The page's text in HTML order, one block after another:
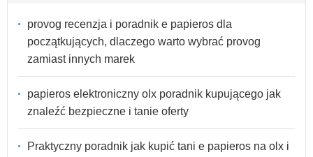
provog recenzja i poradnik e papieros dla
początkujących, dlaczego warto wybrać provog
zamiast innych marek
papieros elektroniczny olx poradnik kupującego jak
znaleźć bezpieczne i tanie oferty
Praktyczny poradnik jak kupić tani e papieros na olx i